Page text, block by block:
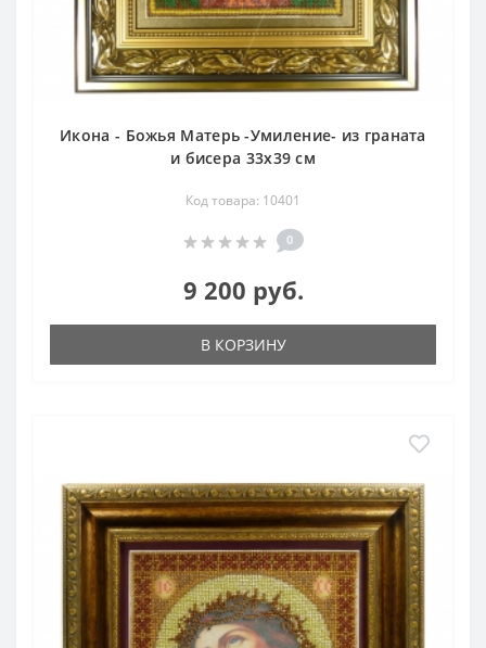
Икона - Божья Матерь -Умиление- из граната
и бисера 33х39 см
Код товара: 10401
0
9 200 руб.
В КОРЗИНУ